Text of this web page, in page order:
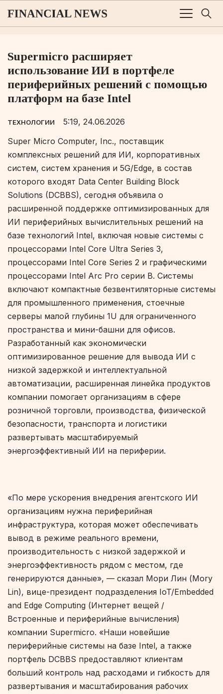
Supermicro расширяет
использование ИИ в портфеле
периферийных решений с помощью
платформ на базе Intel
ТЕХНОЛОГИИ
5:19, 24.06.2026
Super Micro Computer, Inc., поставщик
комплексных решений для ИИ, корпоративных
систем, систем хранения и 5G/Edge, в состав
которого входят Data Center Building Block
Solutions (DCBBS), сегодня объявила о
расширенной поддержке оптимизированных для
ИИ периферийных вычислительных решений на
базе технологий Intel, включая новые системы с
процессорами Intel Core Ultra Series 3,
процессорами Intel Core Series 2 и графическими
процессорами Intel Arc Pro серии B. Системы
включают компактные безвентиляторные системы
для промышленного применения, стоечные
серверы малой глубины 1U для ограниченного
пространства и мини-башни для офисов.
Разработанный как экономически
оптимизированное решение для вывода ИИ с
низкой задержкой и интеллектуальной
автоматизации, расширенная линейка продуктов
компании помогает организациям в сфере
розничной торговли, производства, физической
безопасности, транспорта и логистики
развертывать масштабируемый
энергоэффективный ИИ на периферии.
«По мере ускорения внедрения агентского ИИ
организациям нужна периферийная
инфраструктура, которая может обеспечивать
вывод в режиме реального времени,
производительность с низкой задержкой и
энергоэффективность рядом с местом, где
генерируются данные», — сказал Мори Лин (Mory
Lin), вице-президент подразделения IoT/Embedded
and Edge Computing (Интернет вещей /
Встроенные и периферийные вычисления)
компании Supermicro. «Наши новейшие
периферийные системы на базе Intel, а также
портфель DCBBS предоставляют клиентам
больший контроль над расходами и гибкость для
развертывания и масштабирования рабочих